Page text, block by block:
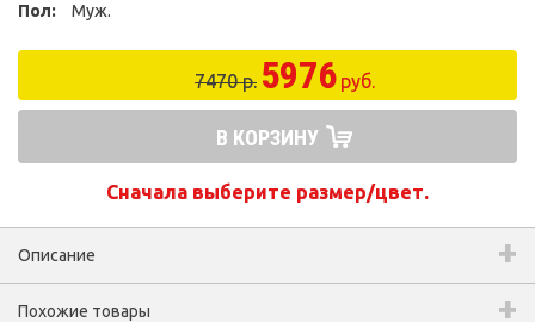
Пол:
Муж.
7470 р. 5976 руб.
В КОРЗИНУ
Сначала выберите размер/цвет.
Описание
Похожие товары